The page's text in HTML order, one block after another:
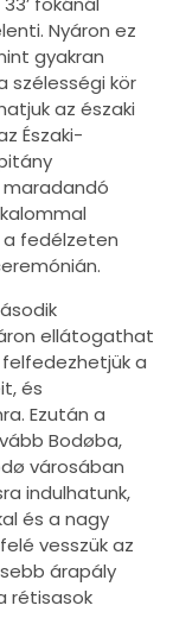
Nyáron ez
gyakran
szélességi kör
az északi
Északi-
maradandó
a fedélzeten
ellátogathat
a
és
Ezután a
Bodøba,
városában
indulhatunk,
és a nagy
vesszük az
árapály
rétisasok